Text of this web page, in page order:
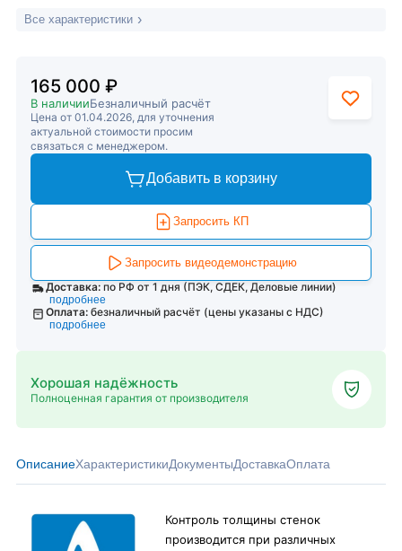
Все характеристики
165 000 ₽
В наличииБезналичный расчёт
Цена от 01.04.2026, для уточнения
актуальной стоимости просим
связаться с менеджером.
Добавить в корзину
Запросить КП
Запросить видеодемонстрацию
Доставка: по РФ от 1 дня (ПЭК, СДЕК, Деловые линии)
подробнее
Оплата: безналичный расчёт (цены указаны с НДС)
подробнее
Хорошая надёжность
Полноценная гарантия от производителя
ОписаниеХарактеристикиДокументыДоставкаОплата
Контроль толщины стенок
производится при различных